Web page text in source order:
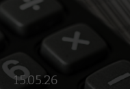
15.05.26